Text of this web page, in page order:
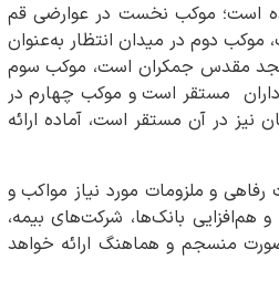
است؛ موکب نخست در عوارضی قم
موکب دوم در میدان انتظار به‌عنوان
مقدس جمکران است، موکب سوم
مستقر است و موکب چهارم در
نیز در آن مستقر است، آماده ارائه
رفاهی و ملزومات مورد نیاز مواکب و
بانک‌ها، شرکت‌های بیمه،
منسجم و هماهنگ ارائه خواهد